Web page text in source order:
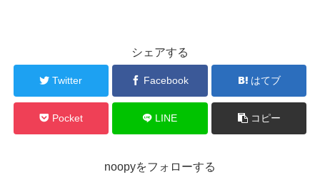
シェアする
Twitter Facebook はてブ
Pocket LINE コピー
noopyをフォローする